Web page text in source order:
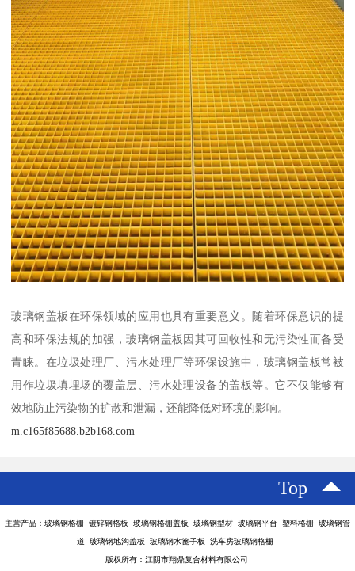
玻璃钢盖板在环保领域的应用也具有重要意义。随着环保意识的提
高和环保法规的加强，玻璃钢盖板因其可回收性和无污染性而备受
青睐。在垃圾处理厂、污水处理厂等环保设施中，玻璃钢盖板常被
用作垃圾填埋场的覆盖层、污水处理设备的盖板等。它不仅能够有
效地防止污染物的扩散和泄漏，还能降低对环境的影响。
m.c165f85688.b2b168.com
Top
主营产品：玻璃钢格栅 镀锌钢格板 玻璃钢格栅盖板 玻璃钢型材 玻璃钢平台 塑料格栅 玻璃钢管
道 玻璃钢地沟盖板 玻璃钢水篦子板 洗车房玻璃钢格栅
版权所有：江阴市翔鼎复合材料有限公司